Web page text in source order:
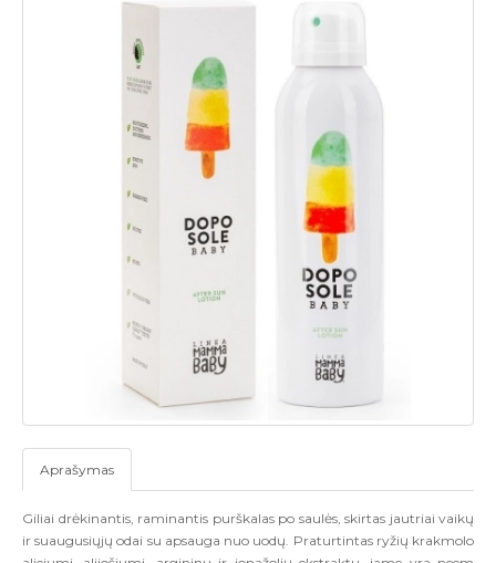
Aprašymas
Giliai drėkinantis, raminantis purškalas po saulės, skirtas jautriai vaikų
ir suaugusiųjų odai su apsauga nuo uodų. Praturtintas ryžių krakmolo